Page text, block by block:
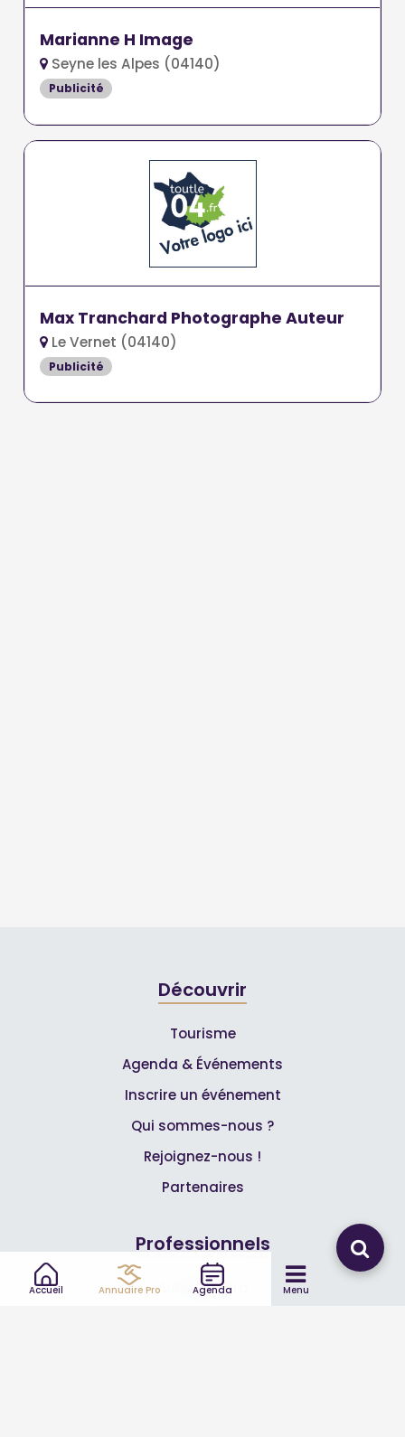
Accueil Annuaire Pro Agenda Menu
Marianne H Image
Seyne les Alpes (04140)
Publicité
Max Tranchard Photographe Auteur
Le Vernet (04140)
Publicité
Découvrir
Tourisme
Agenda & Événements
Inscrire un événement
Qui sommes-nous ?
Rejoignez-nous !
Partenaires
Professionnels
Annuaire pro